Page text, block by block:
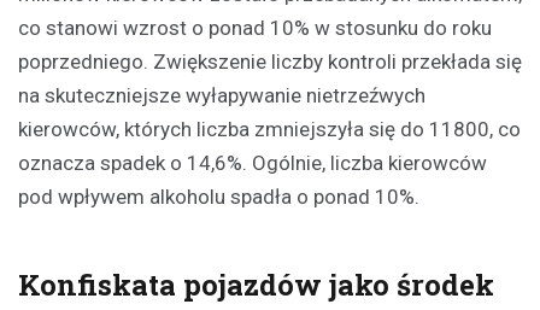
co stanowi wzrost o ponad 10% w stosunku do roku
poprzedniego. Zwiększenie liczby kontroli przekłada się
na skuteczniejsze wyłapywanie nietrzeźwych
kierowców, których liczba zmniejszyła się do 11800, co
oznacza spadek o 14,6%. Ogólnie, liczba kierowców
pod wpływem alkoholu spadła o ponad 10%.
Konfiskata pojazdów jako środek